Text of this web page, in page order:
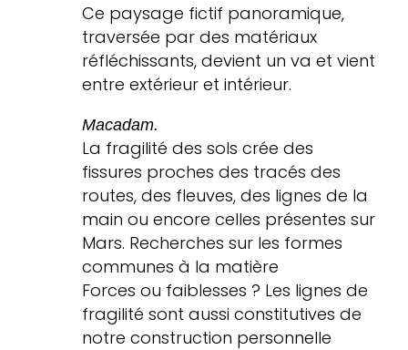
Ce paysage fictif panoramique,
traversée par des matériaux
réfléchissants, devient un va et vient
entre extérieur et intérieur.
Macadam.
La fragilité des sols crée des
fissures proches des tracés des
routes, des fleuves, des lignes de la
main ou encore celles présentes sur
Mars. Recherches sur les formes
communes à la matière
Forces ou faiblesses ? Les lignes de
fragilité sont aussi constitutives de
notre construction personnelle